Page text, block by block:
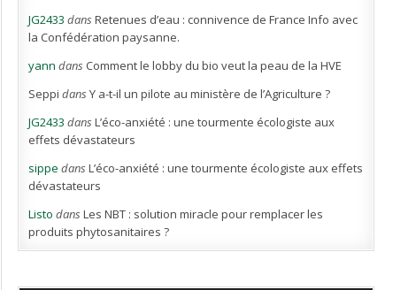
JG2433 dansRetenues d’eau : connivence de France Info avec
la Confédération paysanne.
yann dans Comment le lobby du bio veut la peau de la HVE
Seppi dansY a-t-il un pilote au ministère de l’Agriculture ?
JG2433 dansL’éco-anxiété : une tourmente écologiste aux
effets dévastateurs
sippe dansL’éco-anxiété : une tourmente écologiste aux effets
dévastateurs
Listo dansLes NBT : solution miracle pour remplacer les
produits phytosanitaires ?